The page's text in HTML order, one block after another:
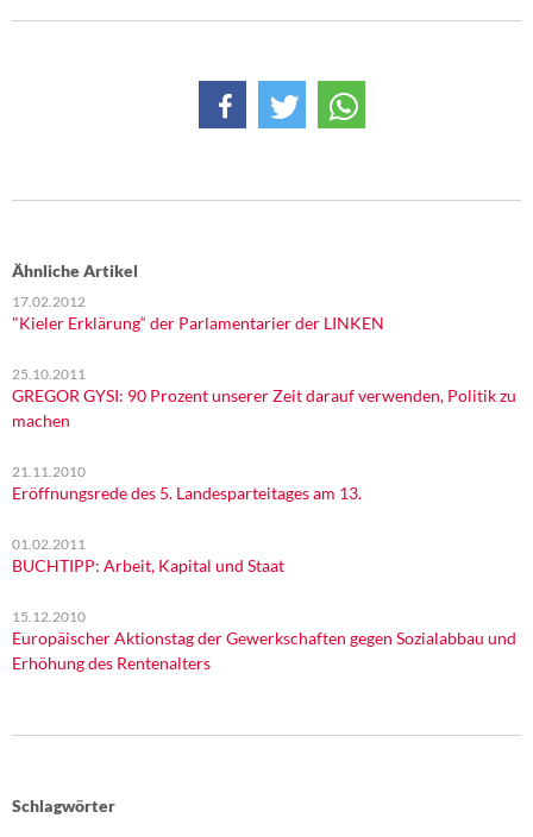
Ähnliche Artikel
17.02.2012
"Kieler Erklärung“ der Parlamentarier der LINKEN
25.10.2011
GREGOR GYSI: 90 Prozent unserer Zeit darauf verwenden, Politik zu
machen
21.11.2010
Eröffnungsrede des 5. Landesparteitages am 13.
01.02.2011
BUCHTIPP: Arbeit, Kapital und Staat
15.12.2010
Europäischer Aktionstag der Gewerkschaften gegen Sozialabbau und
Erhöhung des Rentenalters
Schlagwörter